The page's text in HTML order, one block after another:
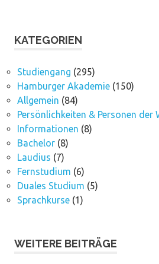
KATEGORIEN
Studiengang (295)
Hamburger Akademie(150)
Allgemein (84)
Persönlichkeiten & Personen der
Informationen (8)
Bachelor(8)
Laudius (7)
Fernstudium (6)
Duales Studium (5)
Sprachkurse(1)
WEITERE BEITRÄGE